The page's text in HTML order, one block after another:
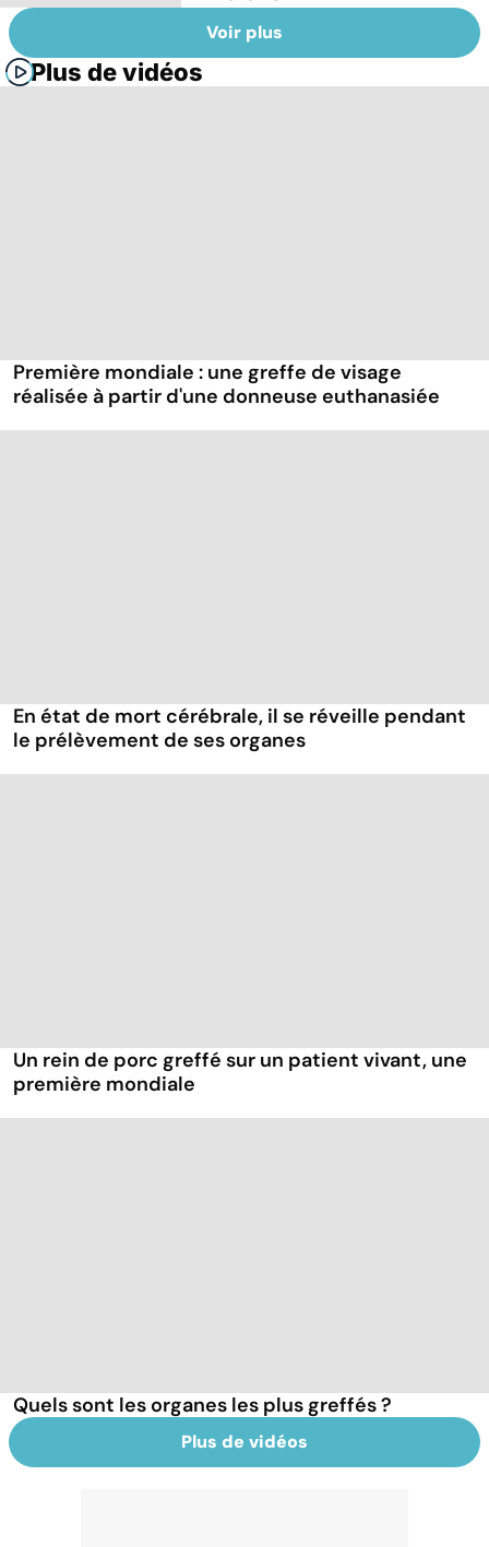
Voir plus
Plus de vidéos
Première mondiale : une greffe de visage
réalisée à partir d'une donneuse euthanasiée
En état de mort cérébrale, il se réveille pendant
le prélèvement de ses organes
Un rein de porc greffé sur un patient vivant, une
première mondiale
Quels sont les organes les plus greffés ?
Plus de vidéos